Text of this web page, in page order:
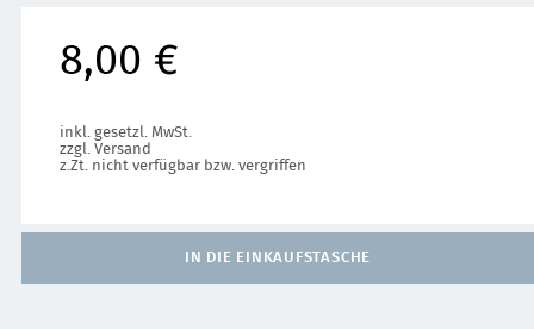
8,00 €
inkl. gesetzl. MwSt.
zzgl. Versand
z.Zt. nicht verfügbar bzw. vergriffen
IN DIE EINKAUFSTASCHE